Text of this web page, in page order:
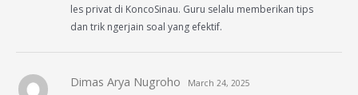
les privat di KoncoSinau. Guru selalu memberikan tips
dan trik ngerjain soal yang efektif.
Dimas Arya Nugroho March 24, 2025